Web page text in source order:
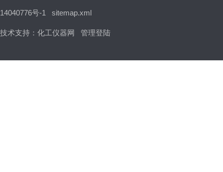
14040776号-1 sitemap.xml
技术支持： 化工仪器网 管理登陆